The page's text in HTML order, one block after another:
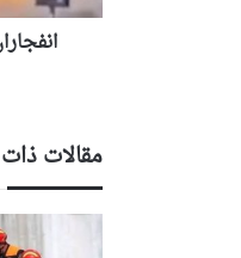
مقالات